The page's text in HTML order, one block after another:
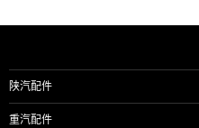
陕汽配件
重汽配件